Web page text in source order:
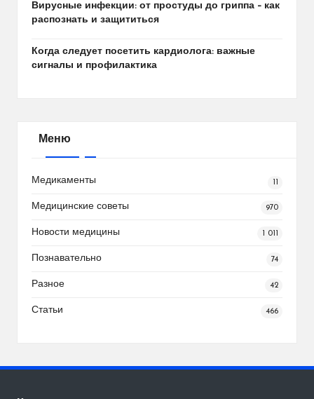
Вирусные инфекции: от простуды до гриппа – как
распознать и защититься
Когда следует посетить кардиолога: важные
сигналы и профилактика
Меню
Медикаменты
Медицинские советы 970
Новости медицины 1 011
Познавательно 74
Разное 42
Статьи 466